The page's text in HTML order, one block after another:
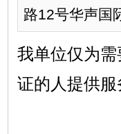
路12号华声国
我单位仅为需
证的人提供服